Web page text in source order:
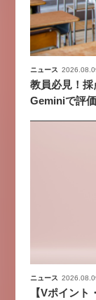
ニュース
教員必見！
Geminiで評
ニュース
【Vポイン